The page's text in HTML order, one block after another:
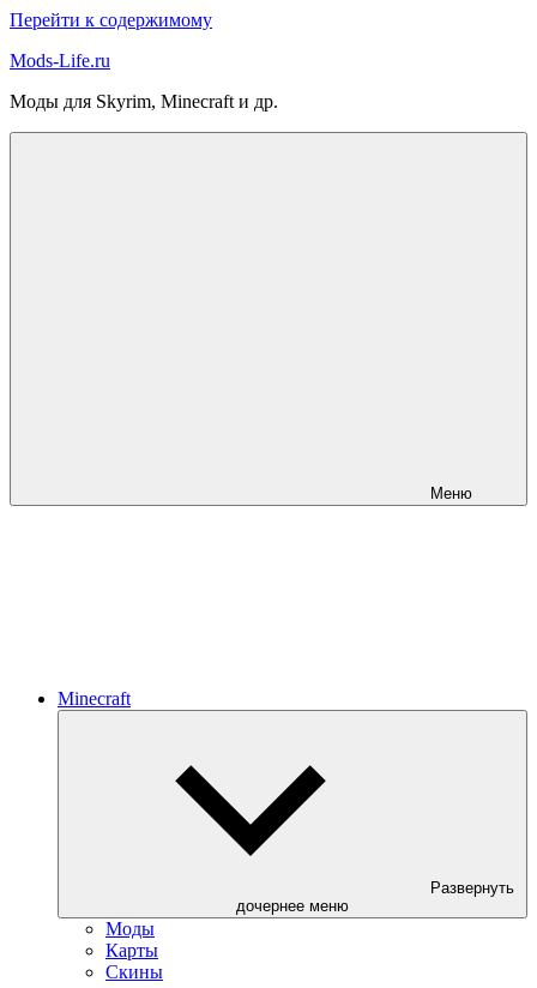
Перейти к содержимому
Mods-Life.ru
Моды для Skyrim, Minecraft и др.
Меню
Minecraft
Развернуть
дочернее меню
Моды
Карты
Скины